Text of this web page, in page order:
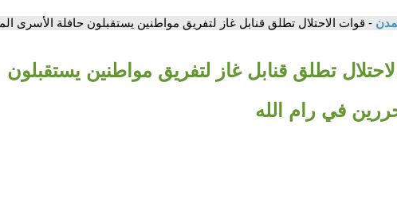
- قوات الاحتلال تطلق قنابل غاز لتفريق مواطنين يستقبلون حافلة الأسرى
تطلق قنابل غاز لتفريق مواطنين يستقبلون
في رام الله